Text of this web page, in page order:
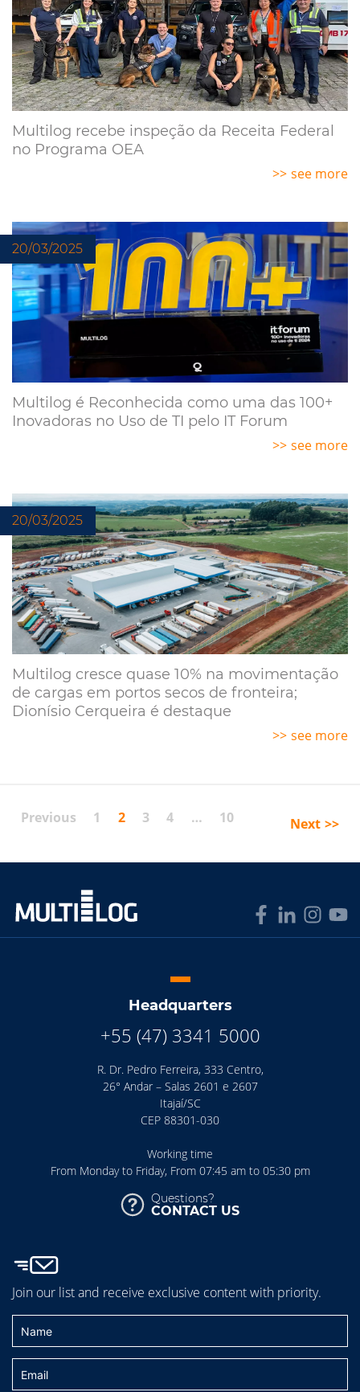
Multilog recebe inspeção da Receita Federal
no Programa OEA
see more
20/03/2025
Multilog é Reconhecida como uma das 100+
Inovadoras no Uso de TI pelo IT Forum
see more
20/03/2025
Multilog cresce quase 10% na movimentação
de cargas em portos secos de fronteira;
Dionísio Cerqueira é destaque
see more
Previous 1 2 3 4 … 10 Next
Headquarters
+55 (47) 3341 5000
R. Dr. Pedro Ferreira, 333 Centro,
26° Andar – Salas 2601 e 2607
Itajaí/SC
CEP 88301-030
Working time
From Monday to Friday, From 07:45 am to 05:30 pm
Questions?
CONTACT US
Join our list and receive exclusive content with priority.